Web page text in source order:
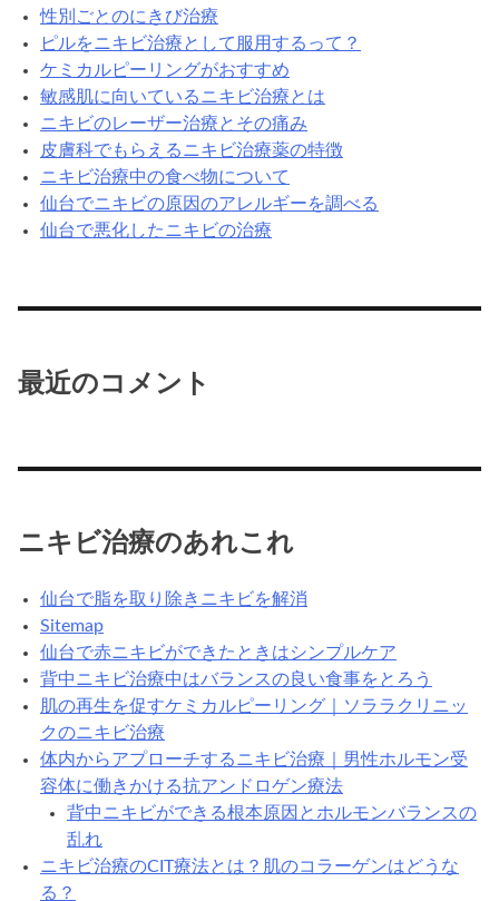
性別ごとのにきび治療
ピルをニキビ治療として服用するって？
ケミカルピーリングがおすすめ
敏感肌に向いているニキビ治療とは
ニキビのレーザー治療とその痛み
皮膚科でもらえるニキビ治療薬の特徴
ニキビ治療中の食べ物について
仙台でニキビの原因のアレルギーを調べる
仙台で悪化したニキビの治療
最近のコメント
ニキビ治療のあれこれ
仙台で脂を取り除きニキビを解消
Sitemap
仙台で赤ニキビができたときはシンプルケア
背中ニキビ治療中はバランスの良い食事をとろう
肌の再生を促すケミカルピーリング｜ソララクリニッ
クのニキビ治療
体内からアプローチするニキビ治療｜男性ホルモン受
容体に働きかける抗アンドロゲン療法
背中ニキビができる根本原因とホルモンバランスの
乱れ
ニキビ治療のCIT療法とは？肌のコラーゲンはどうな
る？